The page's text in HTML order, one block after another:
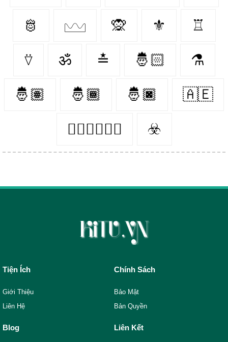
🫅 𓈉 🙊 ⚜️ ♖
⍢ ॐ ≛ 🤴🏻 ⚗
🤴🏽 🤴🏾 🤴🏿 🇦🇪
♛⃝𝑲𝒊𝒏𝒈 ☣️
Tiện Ích
Giới Thiệu
Liên Hệ
Chính Sách
Bảo Mật
Bản Quyền
Blog Liên Kết